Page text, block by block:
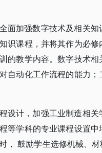
面加强数字技术及相关
识课程，并将其作为必
的教学内容。数字技术
自动化工作流程的能力
设计，加强工业制造相
等学科的专业课程设置
， 鼓励学生选修机械、